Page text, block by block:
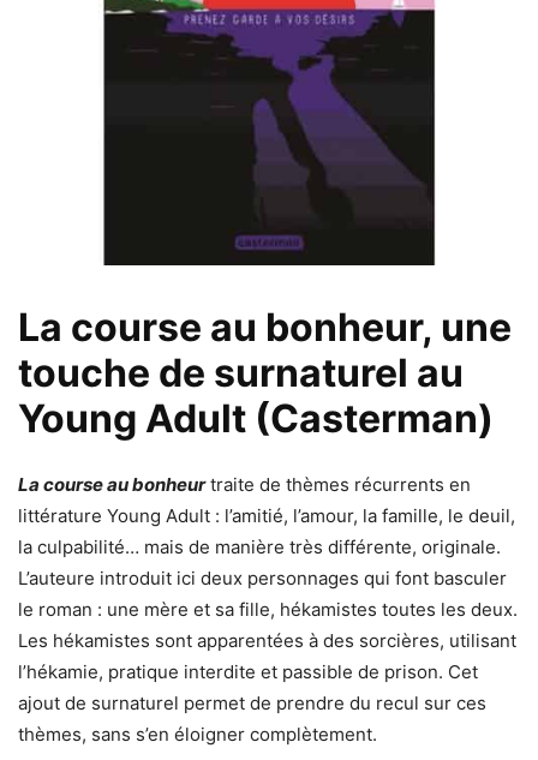
La course au bonheur, une
touche de surnaturel au
Young Adult (Casterman)
La course au bonheurtraite de thèmes récurrents en
littérature Young Adult : l’amitié, l’amour, la famille, le deuil,
la culpabilité… mais de manière très différente, originale.
L’auteure introduit ici deux personnages qui font basculer
le roman : une mère et sa fille, hékamistes toutes les deux.
Les hékamistes sont apparentées à des sorcières, utilisant
l’hékamie, pratique interdite et passible de prison. Cet
ajout de surnaturel permet de prendre du recul sur ces
thèmes, sans s’en éloigner complètement.